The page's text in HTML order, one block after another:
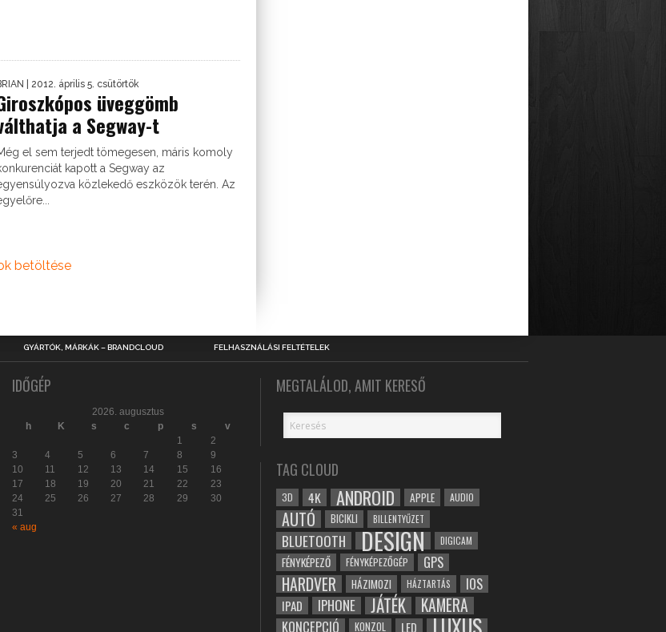
| 2012. április 5. csütörtök
üveggömb
a Segway-t
el sem terjedt tömegesen, máris komoly
kapott a Segway az
közlekedő eszközök terén. Az
betöltése
GYÁRTÓK, MÁRKÁK – BRANDCLOUD FELHASZNÁLÁSI FELTÉTELEK
IDŐGÉP
2026. augusztus
h
K s c p s
v
1
2
3
4 5 6 7 8
9
10
11 12 13 14 15
16
17
18 19 20 21 22
23
24
25 26 27 28 29
30
31
« aug
MEGTALÁLOD, AMIT KERESŐ
TAG CLOUD
3D 4K ANDROID APPLE AUDIO
AUTÓ BICIKLI BILLENTYŰZET
BLUETOOTH DESIGN DIGICAM
FÉNYKÉPEZŐ FÉNYKÉPEZŐGÉP GPS
HARDVER HÁZIMOZI HÁZTARTÁS IOS
IPAD IPHONE JÁTÉK KAMERA
KONCEPCIÓ KONZOL LED